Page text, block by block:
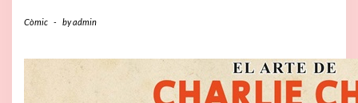
Còmic - byadmin